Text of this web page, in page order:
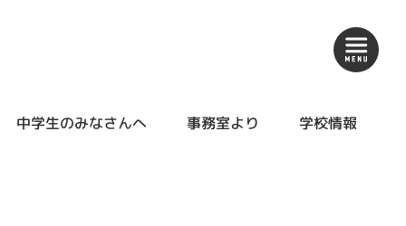
中学生のみなさんへ 事務室より 学校情報